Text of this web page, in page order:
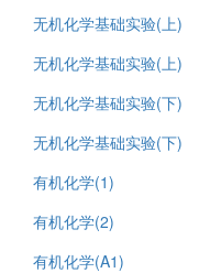
无机化学基础实验(上)
无机化学基础实验(上)
无机化学基础实验(下)
无机化学基础实验(下)
有机化学(1)
有机化学(2)
有机化学(A1)